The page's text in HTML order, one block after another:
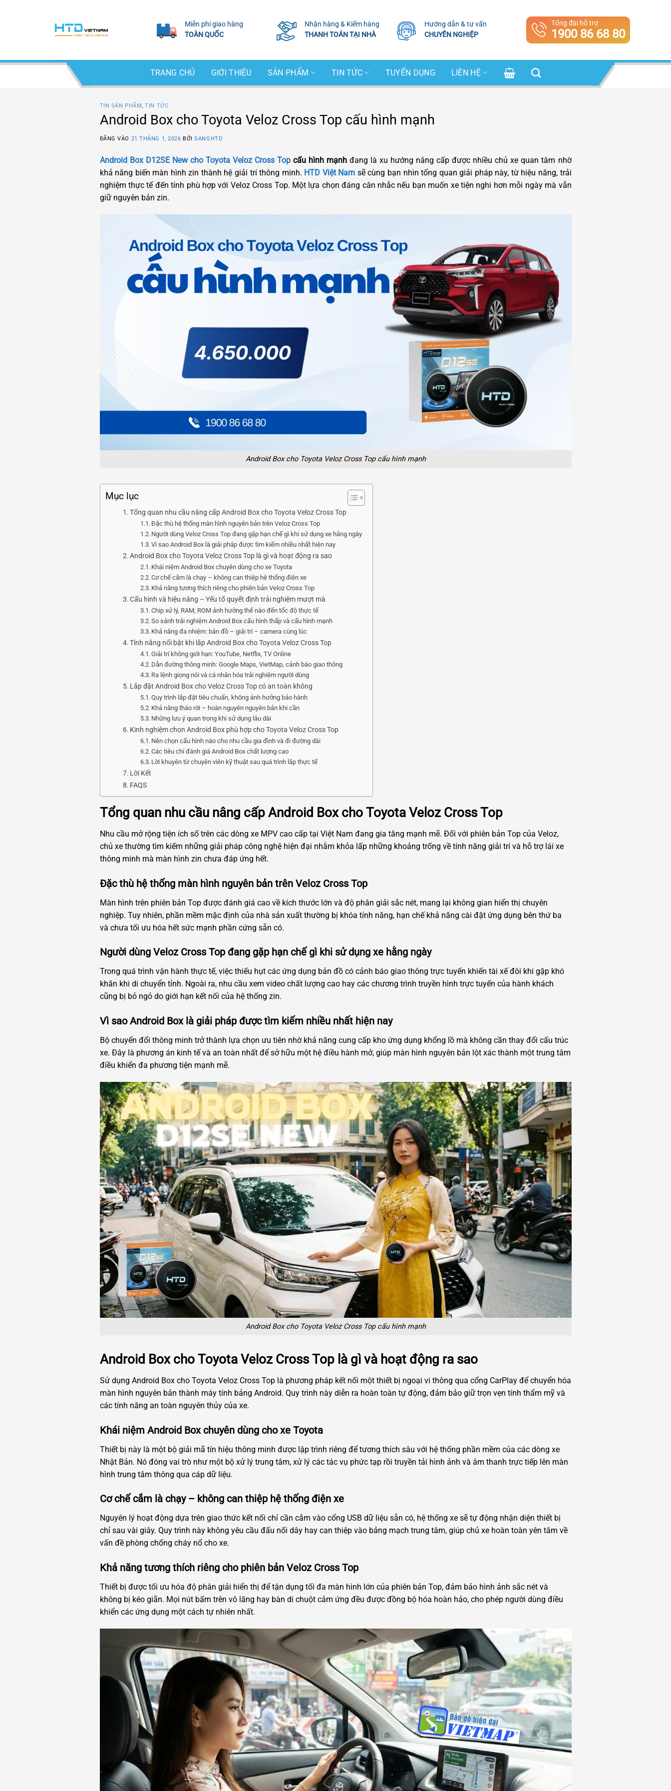
Miễn phí giao hàng
TOÀN QUỐC
Nhận hàng & Kiểm hàng
THANH TOÁN TẠI NHÀ
Hướng dẫn & tư vấn
CHUYÊN NGHIỆP
Tổng đài hỗ trợ
1900 86 68 80
TRANG CHỦ GIỚI THIỆU SẢN PHẨM TIN TỨC TUYỂN DỤNG LIÊN HỆ
TIN SẢN PHẨM,TIN TỨC
Android Box cho Toyota Veloz Cross Top cấu hình mạnh
ĐĂNG VÀO 21 THÁNG 1, 2026 BỞISANGHTD
Android Box D12SE New cho Toyota Veloz Cross Topcấu hình mạnhđang là xu hướng nâng cấp được nhiều chủ xe quan tâm nhờ
khả năng biến màn hình zin thành hệ giải trí thông minh. HTD Việt Nam sẽ cùng bạn nhìn tổng quan giải pháp này, từ hiệu năng, trải
nghiệm thực tế đến tính phù hợp với Veloz Cross Top. Một lựa chọn đáng cân nhắc nếu bạn muốn xe tiện nghi hơn mỗi ngày mà vẫn
giữ nguyên bản zin.
Android Box cho Toyota Veloz Cross Top cấu hình mạnh
Mục lục
Tổng quan nhu cầu nâng cấp Android Box cho Toyota Veloz Cross Top
Đặc thù hệ thống màn hình nguyên bản trên Veloz Cross Top
Người dùng Veloz Cross Top đang gặp hạn chế gì khi sử dụng xe hằng ngày
Vì sao Android Box là giải pháp được tìm kiếm nhiều nhất hiện nay
Android Box cho Toyota Veloz Cross Top là gì và hoạt động ra sao
Khái niệm Android Box chuyên dùng cho xe Toyota
Cơ chế cắm là chạy – không can thiệp hệ thống điện xe
Khả năng tương thích riêng cho phiên bản Veloz Cross Top
Cấu hình và hiệu năng – Yếu tố quyết định trải nghiệm mượt mà
Chip xử lý, RAM, ROM ảnh hưởng thế nào đến tốc độ thực tế
So sánh trải nghiệm Android Box cấu hình thấp và cấu hình mạnh
Khả năng đa nhiệm: bản đồ – giải trí – camera cùng lúc
Tính năng nổi bật khi lắp Android Box cho Toyota Veloz Cross Top
Giải trí không giới hạn: YouTube, Netflix, TV Online
Dẫn đường thông minh: Google Maps, VietMap, cảnh báo giao thông
Ra lệnh giọng nói và cá nhân hóa trải nghiệm người dùng
Lắp đặt Android Box cho Veloz Cross Top có an toàn không
Quy trình lắp đặt tiêu chuẩn, không ảnh hưởng bảo hành
Khả năng tháo rời – hoàn nguyên nguyên bản khi cần
Những lưu ý quan trọng khi sử dụng lâu dài
Kinh nghiệm chọn Android Box phù hợp cho Toyota Veloz Cross Top
Nên chọn cấu hình nào cho nhu cầu gia đình và đi đường dài
Các tiêu chí đánh giá Android Box chất lượng cao
Lời khuyên từ chuyên viên kỹ thuật sau quá trình lắp thực tế
Lời Kết
FAQS
Tổng quan nhu cầu nâng cấp Android Box cho Toyota Veloz Cross Top
Nhu cầu mở rộng tiện ích số trên các dòng xe MPV cao cấp tại Việt Nam đang gia tăng mạnh mẽ. Đối với phiên bản Top của Veloz,
chủ xe thường tìm kiếm những giải pháp công nghệ hiện đại nhằm khỏa lấp những khoảng trống về tính năng giải trí và hỗ trợ lái xe
thông minh mà màn hình zin chưa đáp ứng hết.
Đặc thù hệ thống màn hình nguyên bản trên Veloz Cross Top
Màn hình trên phiên bản Top được đánh giá cao về kích thước lớn và độ phân giải sắc nét, mang lại không gian hiển thị chuyên
nghiệp. Tuy nhiên, phần mềm mặc định của nhà sản xuất thường bị khóa tính năng, hạn chế khả năng cài đặt ứng dụng bên thứ ba
và chưa tối ưu hóa hết sức mạnh phần cứng sẵn có.
Người dùng Veloz Cross Top đang gặp hạn chế gì khi sử dụng xe hằng ngày
Trong quá trình vận hành thực tế, việc thiếu hụt các ứng dụng bản đồ có cảnh báo giao thông trực tuyến khiến tài xế đôi khi gặp khó
khăn khi di chuyển tỉnh. Ngoài ra, nhu cầu xem video chất lượng cao hay các chương trình truyền hình trực tuyến của hành khách
cũng bị bỏ ngỏ do giới hạn kết nối của hệ thống zin.
Vì sao Android Box là giải pháp được tìm kiếm nhiều nhất hiện nay
Bộ chuyển đổi thông minh trở thành lựa chọn ưu tiên nhờ khả năng cung cấp kho ứng dụng khổng lồ mà không cần thay đổi cấu trúc
xe. Đây là phương án kinh tế và an toàn nhất để sở hữu một hệ điều hành mở, giúp màn hình nguyên bản lột xác thành một trung tâm
điều khiển đa phương tiện mạnh mẽ.
Android Box cho Toyota Veloz Cross Top cấu hình mạnh
Android Box cho Toyota Veloz Cross Top là gì và hoạt động ra sao
Sử dụng Android Box cho Toyota Veloz Cross Top là phương pháp kết nối một thiết bị ngoại vi thông qua cổng CarPlay để chuyển hóa
màn hình nguyên bản thành máy tính bảng Android. Quy trình này diễn ra hoàn toàn tự động, đảm bảo giữ trọn vẹn tính thẩm mỹ và
các tính năng an toàn nguyên thủy của xe.
Khái niệm Android Box chuyên dùng cho xe Toyota
Thiết bị này là một bộ giải mã tín hiệu thông minh được lập trình riêng để tương thích sâu với hệ thống phần mềm của các dòng xe
Nhật Bản. Nó đóng vai trò như một bộ xử lý trung tâm, xử lý các tác vụ phức tạp rồi truyền tải hình ảnh và âm thanh trực tiếp lên màn
hình trung tâm thông qua cáp dữ liệu.
Cơ chế cắm là chạy – không can thiệp hệ thống điện xe
Nguyên lý hoạt động dựa trên giao thức kết nối chỉ cần cắm vào cổng USB dữ liệu sẵn có, hệ thống xe sẽ tự động nhận diện thiết bị
chỉ sau vài giây. Quy trình này không yêu cầu đấu nối dây hay can thiệp vào bảng mạch trung tâm, giúp chủ xe hoàn toàn yên tâm về
vấn đề phòng chống cháy nổ cho xe.
Khả năng tương thích riêng cho phiên bản Veloz Cross Top
Thiết bị được tối ưu hóa độ phân giải hiển thị để tận dụng tối đa màn hình lớn của phiên bản Top, đảm bảo hình ảnh sắc nét và
không bị kéo giãn. Mọi nút bấm trên vô lăng hay bàn di chuột cảm ứng đều được đồng bộ hóa hoàn hảo, cho phép người dùng điều
khiển các ứng dụng một cách tự nhiên nhất.